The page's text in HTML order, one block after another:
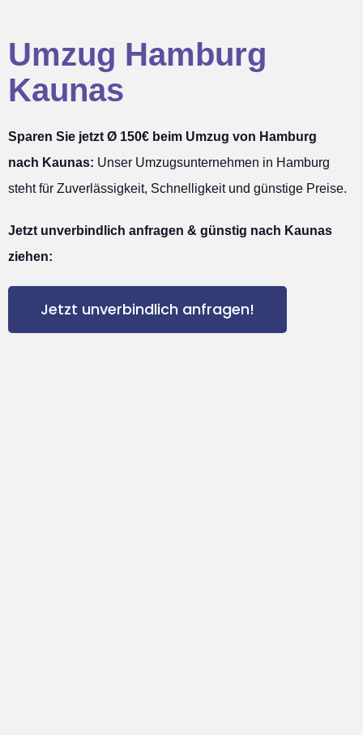
Umzug Hamburg
Kaunas
Sparen Sie jetzt Ø 150€ beim Umzug von Hamburg
nach Kaunas: Unser Umzugsunternehmen in Hamburg
steht für Zuverlässigkeit, Schnelligkeit und günstige Preise.
Jetzt unverbindlich anfragen & günstig nach Kaunas
ziehen:
Jetzt unverbindlich anfragen!